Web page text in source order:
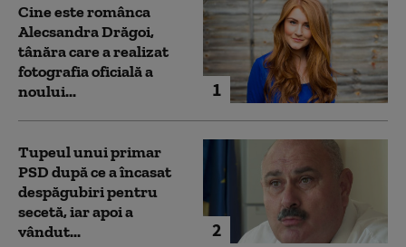
1
Cine este românca
Alecsandra Drăgoi,
tânăra care a realizat
fotografia oficială a
noului...
2
Tupeul unui primar
PSD după ce a încasat
despăgubiri pentru
secetă, iar apoi a
vândut...